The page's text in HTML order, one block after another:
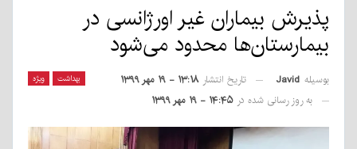
پذیرش بیماران غیر اورژانسی در
بیمارستان‌ها محدود می‌شود
بهداشت ویژه بوسیله Javid تاریخ انتشار ۱۳:۱۸ - ۱۹ مهر ۱۳۹۹
به روز رسانی شده در ۱۴:۴۵ - ۱۹ مهر ۱۳۹۹